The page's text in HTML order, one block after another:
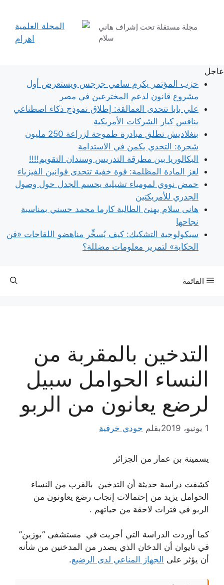
المحتوىمجلة مستقلة تحت إشراف هاني
سلام
عاجل
حزب المؤتمر يكرم سامي جرجس ويستعرض أول
مشروع قانون لدعم المخترعين في مصر
علي بابا تتحدى العمالقة: إطلاق نموذج ذكاء اصطناعي
ينافس كبار الشركات الأمريكية
بنغلاديش تطلق مبادرة طموحة لزراعة 250 مليون
شجرة: التحدي يكمن في الاستدامة
البكالوريا بين مطرقة التدريس وسندان التقويم!!!!
لغز المادة المظلمة: قوة خفية تتحدى قوانين الفيزياء
حمض نووي لمومياء تشيلية يحسم الجدل حول وصول
الجدري للأمريكتين
هانى سلام يهنئ الطالبة كارما محمد حسني بمناسبة
نجاحها
سيكولوجية التشكيك: كيف يُسخِّر مناهضو اللقاحات «فن
الحكاية» لتمرير معلومات مضللة؟
القائمة
التدخين بالمقربة من
النساء الحوامل سبيل
لرضع يعانون من الربو
1 يونيو، 2019 بقلم جودي خرفية
يسمينة بن عمار من الجزائر
كشفت دراسة حديثة أن التدخين بالقرب من النساء
الحوامل يزيد من إحتمالات إنجاب رضع يعاونون من
الربو في فترات لاحقة من حياتهم .
كما أوردت الدراسة التي أجريت في مستشفى “بوزين”
في تايوان أن الدخان الذي يصدر من المدخنين من شأنه
أن يؤثر على الجهاز المناعي لدى الرضيع.